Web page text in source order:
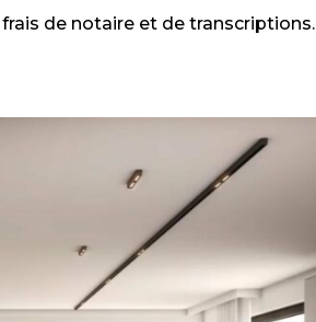
de notaire et de transcriptions.